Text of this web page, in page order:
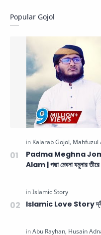
Popular Gojol
Padma Meghna
Alam | পদ্মা মেঘনা যমুনার
Islamic Love Story দ্বীনদার